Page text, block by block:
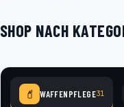
SHOP NACH
WAFFENPFLEGE31